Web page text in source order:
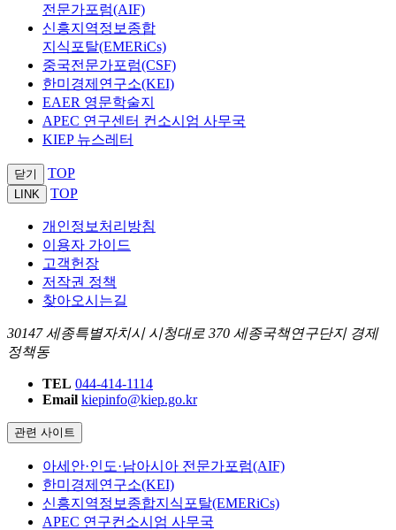
전문가포럼(AIF)
신흥지역정보종합
지식포탈(EMERiCs)
중국전문가포럼(CSF)
한미경제연구소(KEI)
EAER 영문학술지
APEC 연구센터 컨소시엄 사무국
KIEP 뉴스레터
닫기 TOP
LINK TOP
개인정보처리방침
이용자 가이드
고객헌장
저작권 정책
찾아오시는길
30147 세종특별자치시 시청대로 370 세종국책연구단지 경제
정책동
TEL 044-414-1114
Email kiepinfo@kiep.go.kr
관련 사이트
아세안·인도·남아시아 전문가포럼(AIF)
한미경제연구소(KEI)
신흥지역정보종합지식포탈(EMERiCs)
APEC 연구컨소시엄 사무국